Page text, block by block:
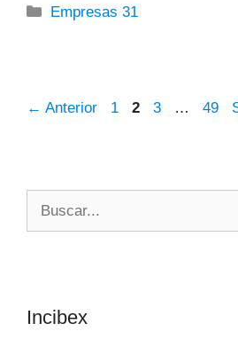
Categorías
Empresas 31
← Anterior Página
1 Página
2 Página
3 … 49
Incibex